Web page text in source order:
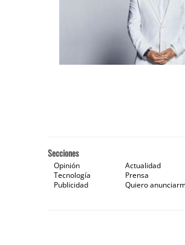
Secciones
Opinión Actualidad
Tecnología
Prensa
Publicidad
Quiero